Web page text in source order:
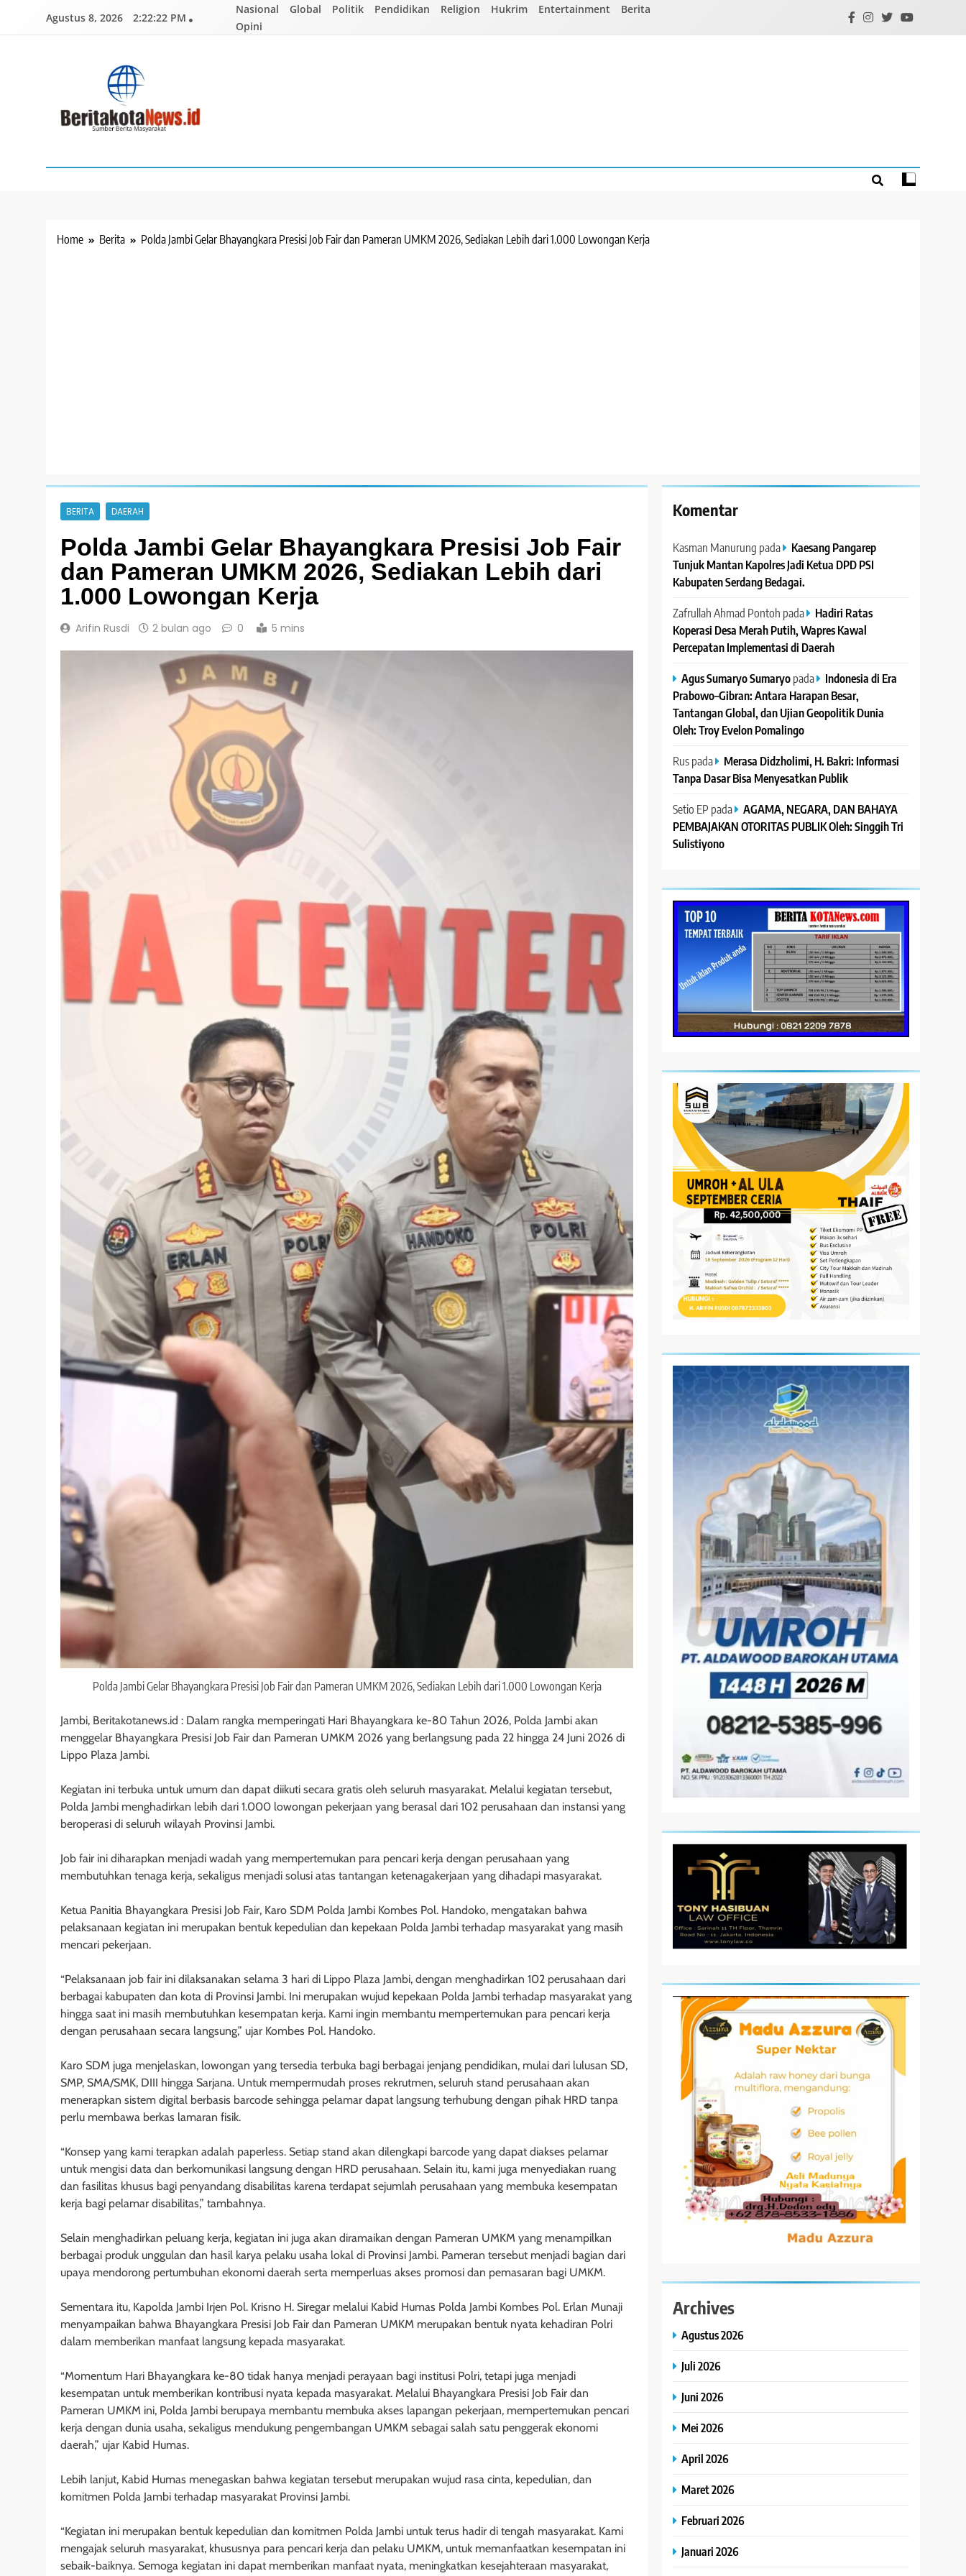
Agustus 8, 2026 2:22:23 PM
Nasional Global Politik Pendidikan Religion Hukrim Entertainment
Berita
Opini
Home Berita Polda Jambi Gelar Bhayangkara Presisi Job Fair dan Pameran UMKM 2026, Sediakan Lebih dari 1.000 Lowongan Kerja
BERITA DAERAH
Polda Jambi Gelar Bhayangkara Presisi Job Fair
dan Pameran UMKM 2026, Sediakan Lebih dari
1.000 Lowongan Kerja
Arifin Rusdi 2 bulan ago 0 5 mins
Polda Jambi Gelar Bhayangkara Presisi Job Fair dan Pameran UMKM 2026, Sediakan Lebih dari 1.000 Lowongan Kerja
Jambi, Beritakotanews.id : Dalam rangka memperingati Hari Bhayangkara ke-80 Tahun 2026, Polda Jambi akan
menggelar Bhayangkara Presisi Job Fair dan Pameran UMKM 2026 yang berlangsung pada 22 hingga 24 Juni 2026 di
Lippo Plaza Jambi.
Kegiatan ini terbuka untuk umum dan dapat diikuti secara gratis oleh seluruh masyarakat. Melalui kegiatan tersebut,
Polda Jambi menghadirkan lebih dari 1.000 lowongan pekerjaan yang berasal dari 102 perusahaan dan instansi yang
beroperasi di seluruh wilayah Provinsi Jambi.
Job fair ini diharapkan menjadi wadah yang mempertemukan para pencari kerja dengan perusahaan yang
membutuhkan tenaga kerja, sekaligus menjadi solusi atas tantangan ketenagakerjaan yang dihadapi masyarakat.
Ketua Panitia Bhayangkara Presisi Job Fair, Karo SDM Polda Jambi Kombes Pol. Handoko, mengatakan bahwa
pelaksanaan kegiatan ini merupakan bentuk kepedulian dan kepekaan Polda Jambi terhadap masyarakat yang masih
mencari pekerjaan.
“Pelaksanaan job fair ini dilaksanakan selama 3 hari di Lippo Plaza Jambi, dengan menghadirkan 102 perusahaan dari
berbagai kabupaten dan kota di Provinsi Jambi. Ini merupakan wujud kepekaan Polda Jambi terhadap masyarakat yang
hingga saat ini masih membutuhkan kesempatan kerja. Kami ingin membantu mempertemukan para pencari kerja
dengan perusahaan secara langsung,” ujar Kombes Pol. Handoko.
Karo SDM juga menjelaskan, lowongan yang tersedia terbuka bagi berbagai jenjang pendidikan, mulai dari lulusan SD,
SMP, SMA/SMK, DIII hingga Sarjana. Untuk mempermudah proses rekrutmen, seluruh stand perusahaan akan
menerapkan sistem digital berbasis barcode sehingga pelamar dapat langsung terhubung dengan pihak HRD tanpa
perlu membawa berkas lamaran fisik.
“Konsep yang kami terapkan adalah paperless. Setiap stand akan dilengkapi barcode yang dapat diakses pelamar
untuk mengisi data dan berkomunikasi langsung dengan HRD perusahaan. Selain itu, kami juga menyediakan ruang
dan fasilitas khusus bagi penyandang disabilitas karena terdapat sejumlah perusahaan yang membuka kesempatan
kerja bagi pelamar disabilitas,” tambahnya.
Selain menghadirkan peluang kerja, kegiatan ini juga akan diramaikan dengan Pameran UMKM yang menampilkan
berbagai produk unggulan dan hasil karya pelaku usaha lokal di Provinsi Jambi. Pameran tersebut menjadi bagian dari
upaya mendorong pertumbuhan ekonomi daerah serta memperluas akses promosi dan pemasaran bagi UMKM.
Sementara itu, Kapolda Jambi Irjen Pol. Krisno H. Siregar melalui Kabid Humas Polda Jambi Kombes Pol. Erlan Munaji
menyampaikan bahwa Bhayangkara Presisi Job Fair dan Pameran UMKM merupakan bentuk nyata kehadiran Polri
dalam memberikan manfaat langsung kepada masyarakat.
“Momentum Hari Bhayangkara ke-80 tidak hanya menjadi perayaan bagi institusi Polri, tetapi juga menjadi
kesempatan untuk memberikan kontribusi nyata kepada masyarakat. Melalui Bhayangkara Presisi Job Fair dan
Pameran UMKM ini, Polda Jambi berupaya membantu membuka akses lapangan pekerjaan, mempertemukan pencari
kerja dengan dunia usaha, sekaligus mendukung pengembangan UMKM sebagai salah satu penggerak ekonomi
daerah,” ujar Kabid Humas.
Lebih lanjut, Kabid Humas menegaskan bahwa kegiatan tersebut merupakan wujud rasa cinta, kepedulian, dan
komitmen Polda Jambi terhadap masyarakat Provinsi Jambi.
“Kegiatan ini merupakan bentuk kepedulian dan komitmen Polda Jambi untuk terus hadir di tengah masyarakat. Kami
mengajak seluruh masyarakat, khususnya para pencari kerja dan pelaku UMKM, untuk memanfaatkan kesempatan ini
sebaik-baiknya. Semoga kegiatan ini dapat memberikan manfaat nyata, meningkatkan kesejahteraan masyarakat,
Komentar
Kasman Manurung pada
Kaesang Pangarep
Tunjuk Mantan Kapolres Jadi Ketua DPD PSI
Kabupaten Serdang Bedagai. ‎ ‎
Zafrullah Ahmad Pontoh pada
Hadiri Ratas
Koperasi Desa Merah Putih, Wapres Kawal
Percepatan Implementasi di Daerah
Agus Sumaryo Sumaryopada
Indonesia di Era
Prabowo–Gibran: Antara Harapan Besar,
Tantangan Global, dan Ujian Geopolitik Dunia
Oleh: Troy Evelon Pomalingo
Ruspada
Merasa Didzholimi, H. Bakri: Informasi
Tanpa Dasar Bisa Menyesatkan Publik
Setio EP pada AGAMA, NEGARA, DAN BAHAYA
PEMBAJAKAN OTORITAS PUBLIK Oleh: Singgih Tri
Sulistiyono
Archives
Agustus 2026
Juli 2026
Juni 2026
Mei 2026
April 2026
Maret 2026
Februari 2026
Januari 2026